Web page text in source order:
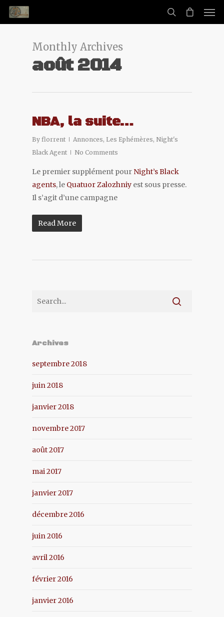
Monthly Archives
août 2014
NBA, la suite…
By florrent Annonces, Les Ephémères, Night's
Black Agent
No Comments
Le premier supplément pour Night’s Black
agents, le Quatuor Zalozhniy est sous presse.
Il s’agit d’une campagne
Read More
Archives
septembre 2018
juin 2018
janvier 2018
novembre 2017
août 2017
mai 2017
janvier 2017
décembre 2016
juin 2016
avril 2016
février 2016
janvier 2016